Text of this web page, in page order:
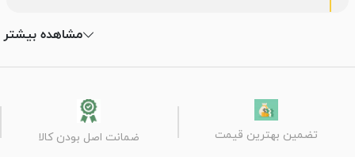
مشاهده بیشتر
تضمین بهترین قیمت ضمانت اصل بودن کالا